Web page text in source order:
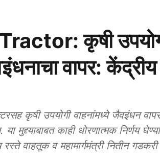
कृषी
वापर:
कृषी उपयोगी वाहनांमध्ये जैवइंधन
मुद्द्याबाबत काही धोरणात्मक निर्णय
आहे,’’ अशी माहिती केंद्रीय रस्ते वाहतूक व महामार्गमंत्री नितीन